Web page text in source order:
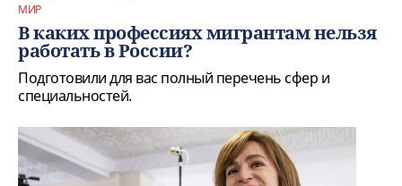
МИР
В каких профессиях мигрантам нельзя
работать в России?
Подготовили для вас полный перечень сфер и
специальностей.